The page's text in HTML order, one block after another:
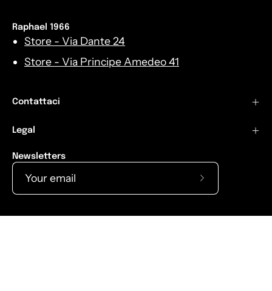
Raphael 1966
Store - Via Dante 24
Store - Via Principe Amedeo 41
Contattaci
Legal
Newsletters
Subscribe
Our